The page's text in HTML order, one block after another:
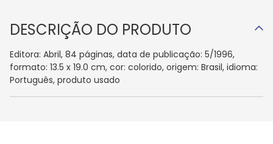
DESCRIÇÃO DO PRODUTO
Editora: Abril, 84 páginas, data de publicação: 5/1996,
formato: 13.5 x 19.0 cm, cor: colorido, origem: Brasil, idioma:
Português, produto usado